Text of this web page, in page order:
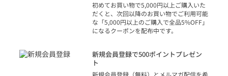
初めてお買い物で5,000円以上ご購入いた
だくと、次回以降のお買い物でご利用可能
な「5,000円以上のご購入で全品5%OFF」
になるクーポンを配布中です。
新規会員登録で500ポイントプレゼン
ト
新規会員登録（無料）とメルマガ配信を希